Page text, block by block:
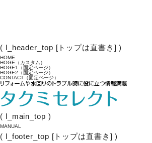
( l_header_top [トップは直書き] )
HOME
HOGE（カスタム）
HOGE1（固定ページ）
HOGE2（固定ページ）
CONTACT（固定ページ）
( l_main_top )
MANUAL
( l_footer_top [トップは直書き] )